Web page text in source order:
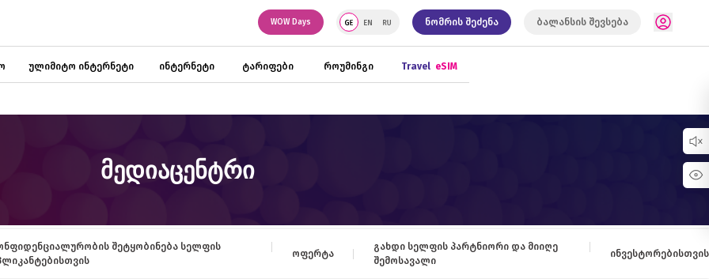
WOW Days ნომრის შეძენა ბალანსის შევსება
ულიმიტო ინტერნეტი ინტერნეტი ტარიფები როუმინგი TraveleSIM
მედიაცენტრი
შეტყობინება სელფის
ოფერტა
გახდი სელფის პარტნიორი და მიიღე
შემოსავალი
ინვესტორებისთვის